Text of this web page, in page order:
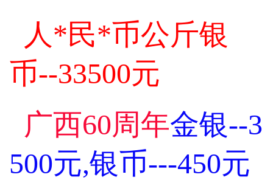
人*民*币公斤银
币--33500元
广西60周年金银--3
500元,银币---450元